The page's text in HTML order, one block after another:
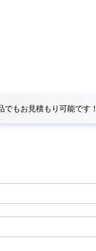
もお見積もり可能です！